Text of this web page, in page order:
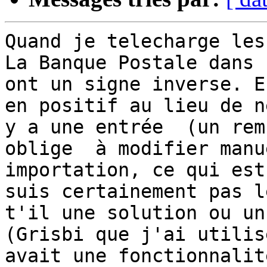
Quand je telecharge
La Banque Postale
ont un signe inverse.
en positif au lieu de
y a une entrée  (un
oblige  à modifier
importation, ce qui est
suis certainement pas
t'il une solution ou un
(Grisbi que j'ai
avait une